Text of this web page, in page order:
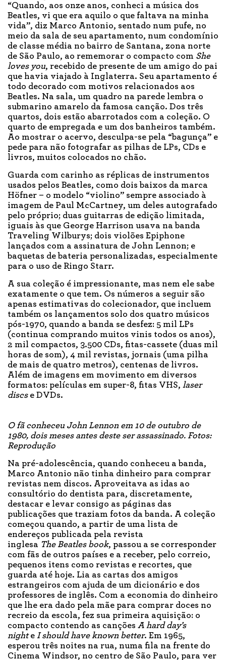
“Quando, aos onze anos, conheci a música dos
Beatles, vi que era aquilo o que faltava na minha
vida”, diz Marco Antonio, sentado num pufe, no
meio da sala de seu apartamento, num condomínio
de classe média no bairro de Santana, zona norte
de São Paulo, ao rememorar o compacto com She
loves you, recebido de presente de um amigo do pai
que havia viajado à Inglaterra. Seu apartamento é
todo decorado com motivos relacionados aos
Beatles. Na sala, um quadro na parede lembra o
submarino amarelo da famosa canção. Dos três
quartos, dois estão abarrotados com a coleção. O
quarto de empregada e um dos banheiros também.
Ao mostrar o acervo, desculpa-se pela “bagunça” e
pede para não fotografar as pilhas de LPs, CDs e
livros, muitos colocados no chão.
Guarda com carinho as réplicas de instrumentos
usados pelos Beatles, como dois baixos da marca
Höfner – o modelo “violino” sempre associado à
imagem de Paul McCartney, um deles autografado
pelo próprio; duas guitarras de edição limitada,
iguais às que George Harrison usava na banda
Traveling Wilburys; dois violões Epiphone
lançados com a assinatura de John Lennon; e
baquetas de bateria personalizadas, especialmente
para o uso de Ringo Starr.
A sua coleção é impressionante, mas nem ele sabe
exatamente o que tem. Os números a seguir são
apenas estimativas do colecionador, que incluem
também os lançamentos solo dos quatro músicos
pós-1970, quando a banda se desfez: 5 mil LPs
(continua comprando muitos vinis todos os anos),
2 mil compactos, 3.500 CDs, fitas-cassete (duas mil
horas de som), 4 mil revistas, jornais (uma pilha
de mais de quatro metros), centenas de livros.
Além de imagens em movimento em diversos
formatos: películas em super-8, fitas VHS, laser
discse DVDs.
O fã conheceu John Lennon em 10 de outubro de
1980, dois meses antes deste ser assassinado. Fotos:
Reprodução
Na pré-adolescência, quando conheceu a banda,
Marco Antonio não tinha dinheiro para comprar
revistas nem discos. Aproveitava as idas ao
consultório do dentista para, discretamente,
destacar e levar consigo as páginas das
publicações que traziam fotos da banda. A coleção
começou quando, a partir de uma lista de
endereços publicada pela revista
inglesa The Beatles book, passou a se corresponder
com fãs de outros países e a receber, pelo correio,
pequenos itens como revistas e recortes, que
guarda até hoje. Lia as cartas dos amigos
estrangeiros com ajuda de um dicionário e dos
professores de inglês. Com a economia do dinheiro
que lhe era dado pela mãe para comprar doces no
recreio da escola, fez sua primeira aquisição: o
compacto contendo as canções A hard day’s
nighte I should have known better. Em 1965,
esperou três noites na rua, numa fila na frente do
Cinema Windsor, no centro de São Paulo, para ver